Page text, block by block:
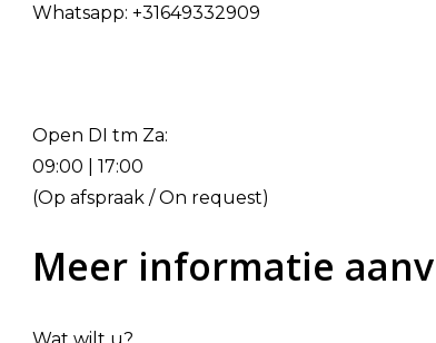
Whatsapp: +31649332909
Open DI tm Za:
09:00 | 17:00
(Op afspraak / On request)
Meer informatie